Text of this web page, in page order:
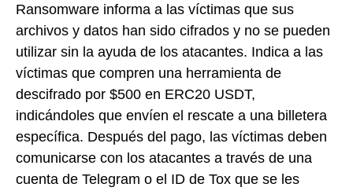
Ransomware informa a las víctimas que sus
archivos y datos han sido cifrados y no se pueden
utilizar sin la ayuda de los atacantes. Indica a las
víctimas que compren una herramienta de
descifrado por $500 en ERC20 USDT,
indicándoles que envíen el rescate a una billetera
específica. Después del pago, las víctimas deben
comunicarse con los atacantes a través de una
cuenta de Telegram o el ID de Tox que se les